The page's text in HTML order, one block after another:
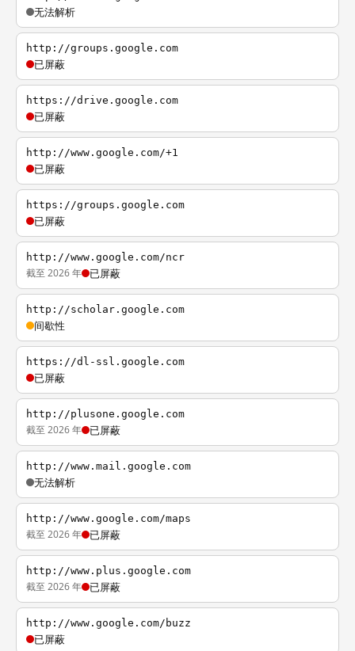
无法解析
http://groups.google.com
已屏蔽
https://drive.google.com
已屏蔽
http://www.google.com/+1
已屏蔽
https://groups.google.com
已屏蔽
http://www.google.com/ncr
截至 2026 年 已屏蔽
http://scholar.google.com
间歇性
https://dl-ssl.google.com
已屏蔽
http://plusone.google.com
截至 2026 年 已屏蔽
http://www.mail.google.com
无法解析
http://www.google.com/maps
截至 2026 年 已屏蔽
http://www.plus.google.com
截至 2026 年 已屏蔽
http://www.google.com/buzz
已屏蔽